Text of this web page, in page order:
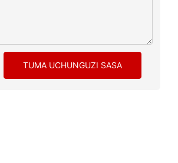
TUMA UCHUNGUZI SASA